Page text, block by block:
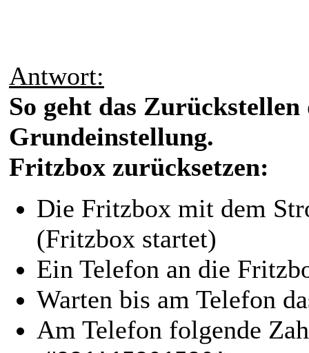
Antwort:
So geht das
Grundeinstellung.
Fritzbox zurücksetzen:
Die Fritzbox mit dem
(Fritzbox startet)
Ein Telefon an die
Warten bis am Telefon
Am Telefon folgende